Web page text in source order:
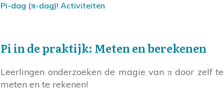
Pi-dag (π-dag)! Activiteiten
Pi in de praktijk: Meten en berekenen
Leerlingen onderzoeken de magie van π door zelf te
meten en te rekenen!